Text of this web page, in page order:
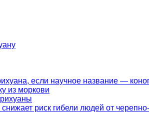
если научное название —
из моркови
риск гибели людей от